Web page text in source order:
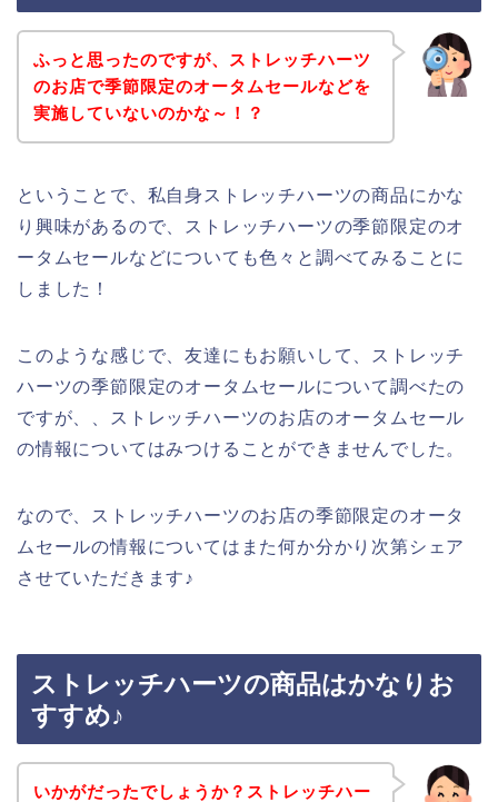
ふっと思ったのですが、ストレッチハーツ
のお店で季節限定のオータムセールなどを
実施していないのかな～！？
ということで、私自身ストレッチハーツの商品にかな
り興味があるので、ストレッチハーツの季節限定のオ
ータムセールなどについても色々と調べてみることに
しました！
このような感じで、友達にもお願いして、ストレッチ
ハーツの季節限定のオータムセールについて調べたの
ですが、、ストレッチハーツのお店のオータムセール
の情報についてはみつけることができませんでした。
なので、ストレッチハーツのお店の季節限定のオータ
ムセールの情報についてはまた何か分かり次第シェア
させていただきます♪
ストレッチハーツの商品はかなりお
すすめ♪
いかがだったでしょうか？ストレッチハー